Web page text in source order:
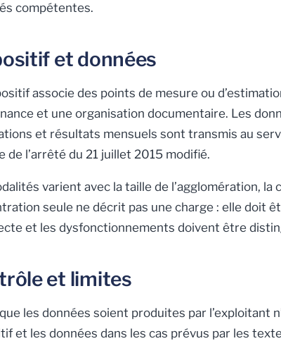
compétentes.
et données
associe des points de mesure ou
et une organisation documentaire. Les
et résultats mensuels sont transmis au
de l’arrêté du 21 juillet 2015 modifié.
varient avec la taille de l’agglomération,
seule ne décrit pas une charge : elle doit
et les dysfonctionnements doivent être
et limites
les données soient produites par l’exploitant
et les données dans les cas prévus par les